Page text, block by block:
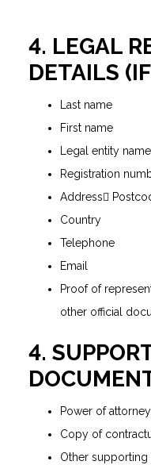
4. LEGAL
DETAILS
Last name
First name
Legal entity name
Registration
Address
Country
Telephone
Email
Proof of
other official
4.
Power of
Copy of
Other